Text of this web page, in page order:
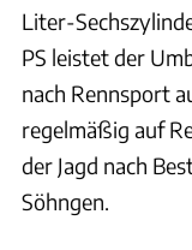
Liter-
PS leistet der
nach Rennsport
regelmäßig auf
der Jagd nach
Söhngen.